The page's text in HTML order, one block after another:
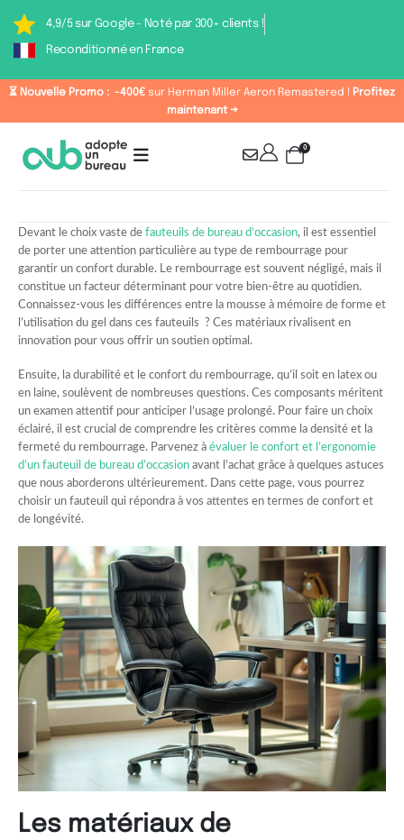
4,9/5 sur Google - Noté par 300+ clients !
Reconditionné en France
⏳ Nouvelle Promo : -400€ sur Herman Miller Aeron Remastered ! Profitez
maintenant →
0
Devant le choix vaste de fauteuils de bureau d’occasion, il est essentiel
de porter une attention particulière au type de rembourrage pour
garantir un confort durable. Le rembourrage est souvent négligé, mais il
constitue un facteur déterminant pour votre bien-être au quotidien.
Connaissez-vous les différences entre la mousse à mémoire de forme et
l’utilisation du gel dans ces fauteuils ? Ces matériaux rivalisent en
innovation pour vous offrir un soutien optimal.
Ensuite, la durabilité et le confort du rembourrage, qu’il soit en latex ou
en laine, soulèvent de nombreuses questions. Ces composants méritent
un examen attentif pour anticiper l’usage prolongé. Pour faire un choix
éclairé, il est crucial de comprendre les critères comme la densité et la
fermeté du rembourrage. Parvenez à évaluer le confort et l’ergonomie
d’un fauteuil de bureau d’occasion avant l’achat grâce à quelques astuces
que nous aborderons ultérieurement. Dans cette page, vous pourrez
choisir un fauteuil qui répondra à vos attentes en termes de confort et
de longévité.
Les matériaux de